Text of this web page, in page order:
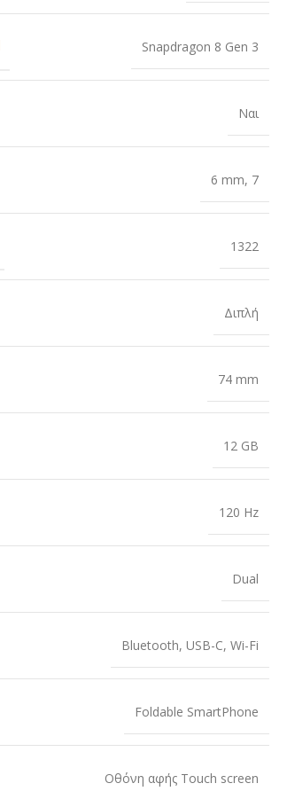
Snapdragon 8 Gen 3
Ναι
6 mm, 7
1322
Διπλή
74 mm
12 GB
120 Hz
Dual
Bluetooth, USB-C, Wi-Fi
Foldable SmartPhone
Οθόνη αφής Touch screen